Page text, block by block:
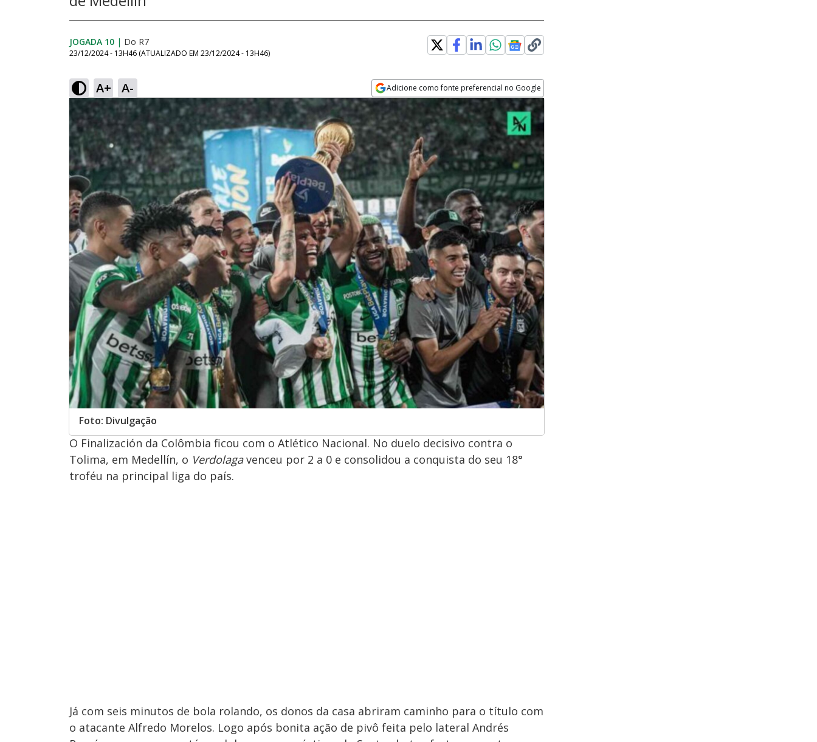
JOGADA 10 | Do R7
23/12/2024 - 13H46 (ATUALIZADO EM 23/12/2024 - 13H46)
A+ A- Adicione como fonte preferencial no Google
Opens in new window
Foto: Divulgação
O Finalización da Colômbia ficou com o Atlético Nacional. No duelo decisivo contra o
Tolima, em Medellín, o Verdolagavenceu por 2 a 0 e consolidou a conquista do seu 18°
troféu na principal liga do país.
Já com seis minutos de bola rolando, os donos da casa abriram caminho para o título com
o atacante Alfredo Morelos. Logo após bonita ação de pivô feita pelo lateral Andrés